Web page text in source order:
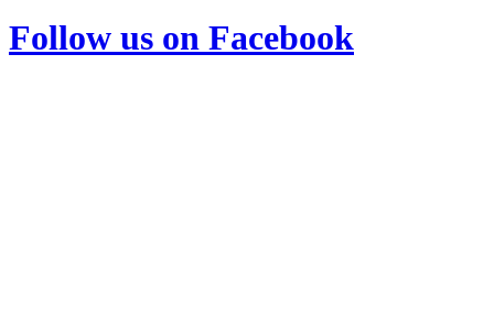
Follow us on Facebook